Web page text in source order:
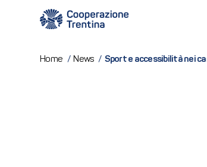
Home / News / Sport e accessibilità nei